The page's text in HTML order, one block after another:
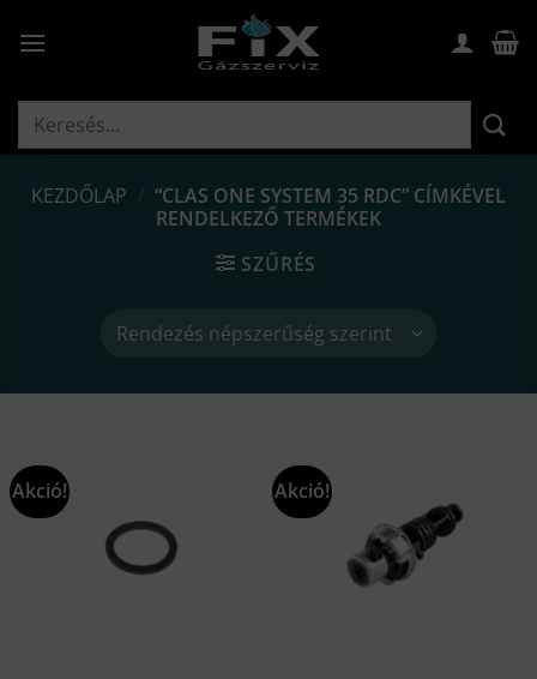
Keresés
KEZDŐLAP / “CLAS ONE SYSTEM 35 RDC” CÍMKÉVEL
RENDELKEZŐ TERMÉKEK
SZŰRÉS
Akció! Akció!